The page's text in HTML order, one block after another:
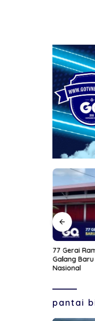
77 Gerai
Galang
Nasional
pantai